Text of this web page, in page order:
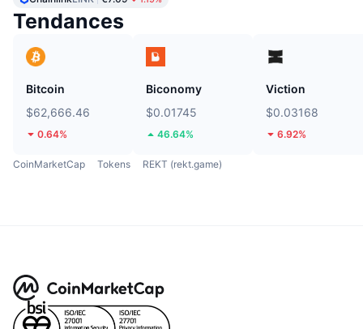
Tendances
Bitcoin
$62,666.46
0.64%
Biconomy
$0.01745
46.64%
Viction
$0.03168
6.92%
CoinMarketCap Tokens REKT (rekt.game)